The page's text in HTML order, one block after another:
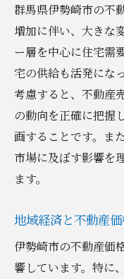
最新の不動
ターゲッ
売却活動
地域特性
定
競争優位
効果的な
地域の生活
購入者の
介法
群馬県伊勢崎市の不
増加に伴い、大きな
ー層を中心に住宅需
宅の供給も活発にな
考慮すると、不動産
の動向を正確に把握
画することです。ま
市場に及ぼす影響を
ます。
地域経済と不動産
伊勢崎市の不動産価
響しています。特に